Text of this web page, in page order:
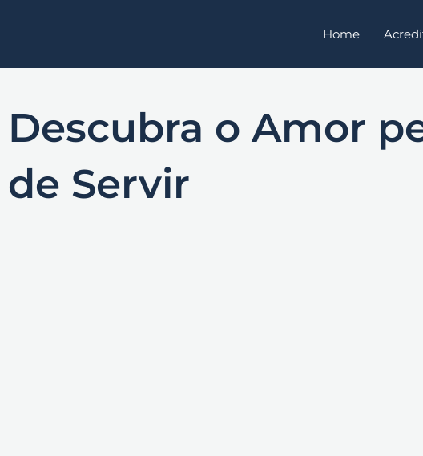
o
Home
Descubra o Amor
de Servir